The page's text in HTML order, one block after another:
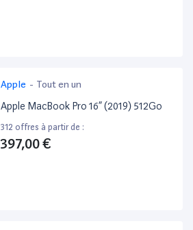
Apple - Tout en un
Apple MacBook Pro 16” (2019) 512Go
312 offres à partir de :
397,00 €